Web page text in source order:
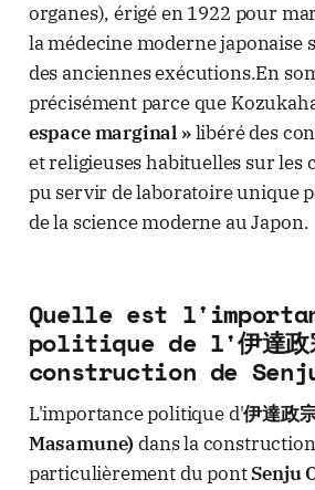
organes), érigé en 1922 pour
la médecine moderne japonaise
des anciennes exécutions.En
précisément parce que
espace marginal »libéré des
et religieuses habituelles sur les
pu servir de laboratoire unique
de la science moderne au Japon.
Quelle est
politique de l'伊達政
construction de
L'importance politique d'伊達政
Masamune)dans la
particulièrement du pontSenju